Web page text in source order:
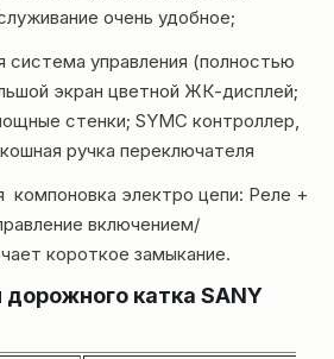
очень удобное;
система управления (полностью
экран цветной ЖК-дисплей;
стенки; SYMC контроллер,
ручка переключателя
компоновка электро цепи: Реле +
включением/
короткое замыкание.
катка SANY